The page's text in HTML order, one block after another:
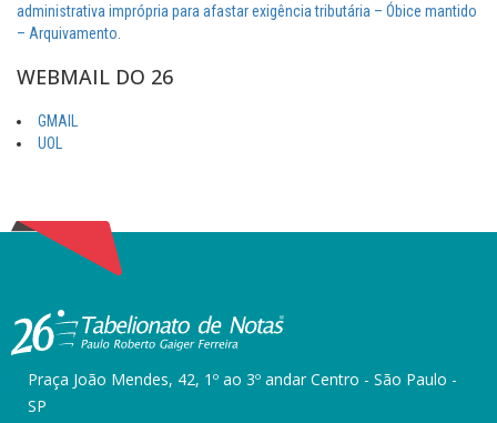
administrativa imprópria para afastar exigência tributária – Óbice mantido
– Arquivamento.
WEBMAIL DO 26
GMAIL
UOL
Praça João Mendes, 42, 1º ao 3º andar Centro - São Paulo -
SP